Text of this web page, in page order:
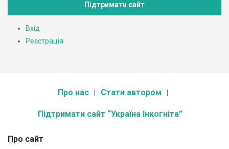
Підтримати сайт
Вхід
Реєстрація
Про нас Стати автором
Підтримати сайт “Україна Інкогніта”
Про сайт